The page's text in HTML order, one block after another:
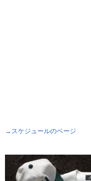
→スケジュールのページ